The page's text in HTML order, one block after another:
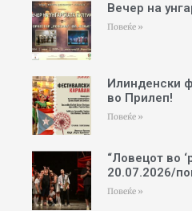
Вечер на
Повеќе »
Илинденски
во Прилеп!
Повеќе »
“Ловецот во
20.07.2026/
Повеќе »